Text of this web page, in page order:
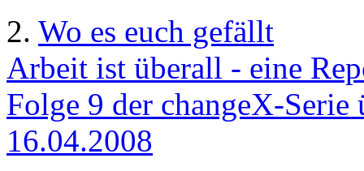
2. Wo es euch gefällt
Arbeit ist überall - eine
Folge 9 der changeX-
16.04.2008